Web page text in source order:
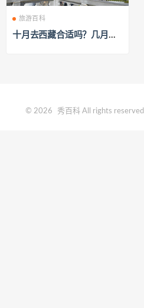
旅游百科
十月去西藏合适吗？几月份
© 2026 秀百科 All rights reserved